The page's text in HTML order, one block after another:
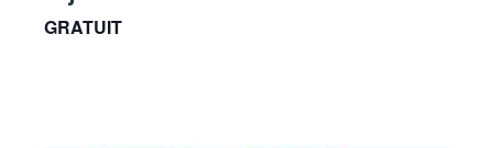
GRATUIT